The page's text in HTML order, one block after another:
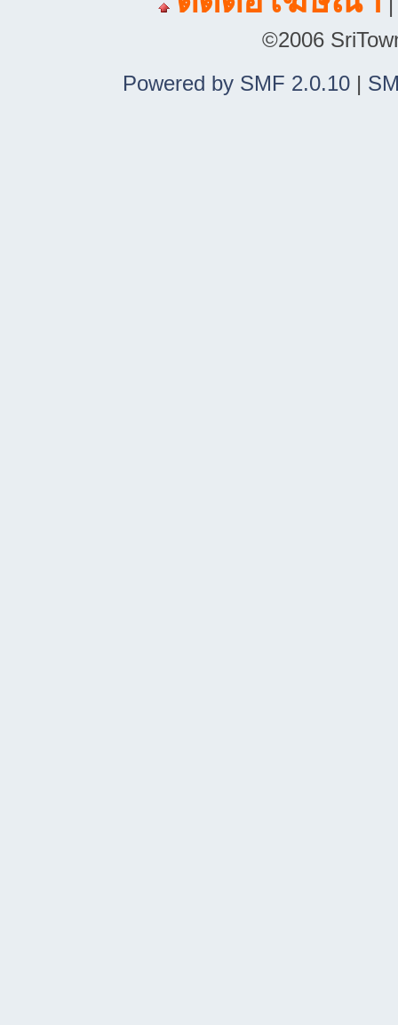
©2006
Powered by SMF 2.0.10|